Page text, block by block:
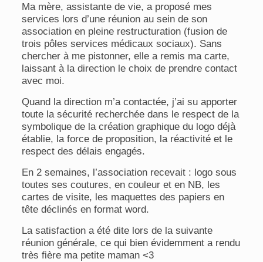
Ma mère, assistante de vie, a proposé mes
services lors d’une réunion au sein de son
association en pleine restructuration (fusion de
trois pôles services médicaux sociaux). Sans
chercher à me pistonner, elle a remis ma carte,
laissant à la direction le choix de prendre contact
avec moi.
Quand la direction m’a contactée, j’ai su apporter
toute la sécurité recherchée dans le respect de la
symbolique de la création graphique du logo déjà
établie, la force de proposition, la réactivité et le
respect des délais engagés.
En 2 semaines, l’association recevait : logo sous
toutes ses coutures, en couleur et en NB, les
cartes de visite, les maquettes des papiers en
tête déclinés en format word.
La satisfaction a été dite lors de la suivante
réunion générale, ce qui bien évidemment a rendu
très fière ma petite maman <3